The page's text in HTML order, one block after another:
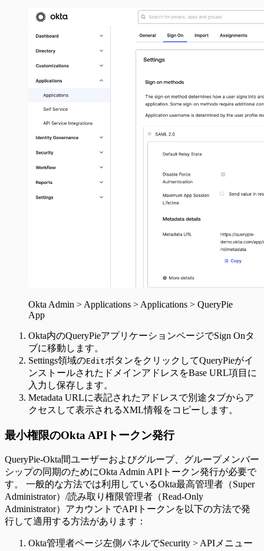
Okta Admin > Applications > Applications > QueryPie
App
Okta内のQueryPieアプリケーションページでSign Onタ
ブに移動します。
Settings領域のEditボタンをクリックしてQueryPieがイ
ンストールされたドメインアドレスをBase URL項目に
入力し保存します。
Metadata URLに表記されたアドレスで別途タブからア
クセスして表示されるXML情報をコピーします。
最小権限のOkta APIトークン発行
QueryPie-Okta間ユーザーおよびグループ、グループメンバー
シップの同期のためにOkta Admin APIトークン発行が必要で
す。 一般的な方法では利用しているOkta最高管理者（Super
Administrator）/読み取り権限管理者（Read-Only
Administrator）アカウントでAPIトークンを以下の方法で発
行して適用する方法があります：
Okta管理者ページ左側パネルでSecurity > APIメニュー